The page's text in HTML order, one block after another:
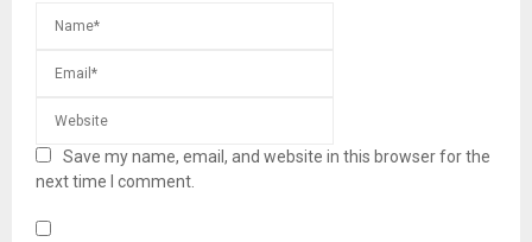
Save my name, email, and website in this browser for the
next time I comment.